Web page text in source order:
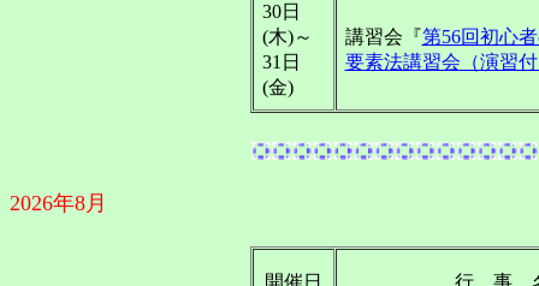
30日
(木)～
31日
(金)
講習会『第56回初心
要素法講習会（演習
2026年8月
開催日 行 事